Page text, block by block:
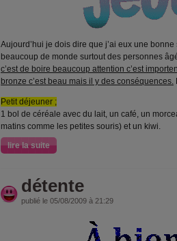
Aujourd’hui je dois dire que j’ai eux une
beaucoup de monde surtout des personnes
c’est de boire beaucoup attention c’est
bronze c’est beau mais il y des conséquences.
Petit déjeuner ;
1 bol de céréale avec du lait, un café, un
matins comme les petites souris) et un kiwi.
lire la suite
détente
publié le 05/08/2009 à 21:29